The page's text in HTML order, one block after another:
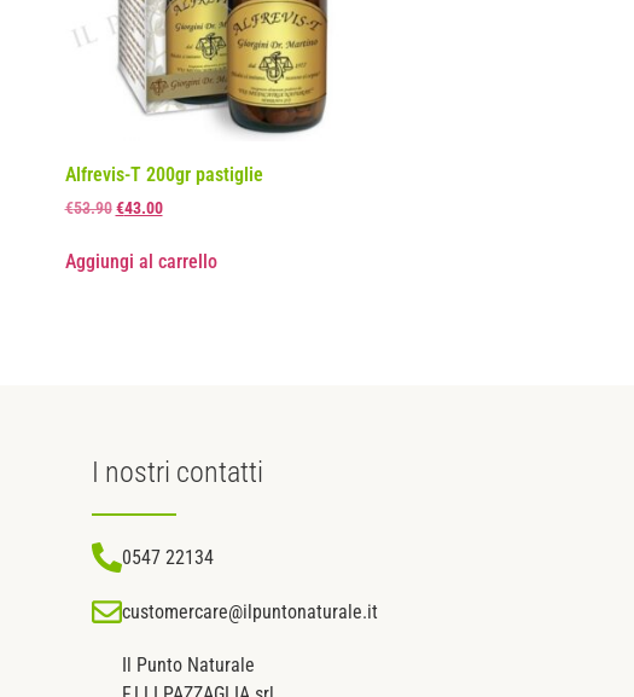
Alfrevis-T 200gr pastiglie
€53.90 €43.00
Aggiungi al carrello
I nostri contatti
0547 22134
customercare@ilpuntonaturale.it
Il Punto Naturale